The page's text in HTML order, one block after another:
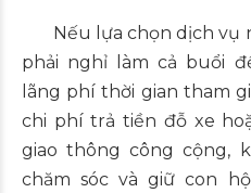
Nếu lựa chọn dịch vụ
phải nghỉ làm cả buổi
lãng phí thời gian tham
chi phí trả tiền đỗ xe
giao thông công cộng,
chăm sóc và giữ con